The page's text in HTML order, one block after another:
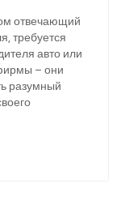
отвечающий
требуется
авто или
– они
разумный